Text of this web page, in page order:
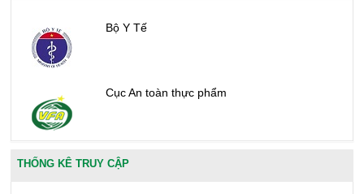
Bộ Y Tế
Cục An toàn thực phẩm
Văn phòng công nhận chất lượng
THỐNG KÊ TRUY CẬP